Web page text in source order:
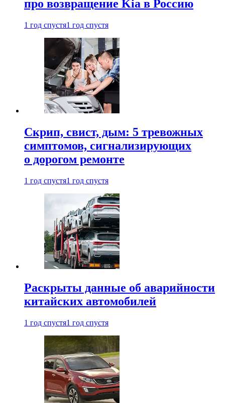
про возвращение Kia в Россию
1 год спустя1 год спустя
Скрип, свист, дым: 5 тревожных
симптомов, сигнализирующих
о дорогом ремонте
1 год спустя1 год спустя
Раскрыты данные об аварийности
китайских автомобилей
1 год спустя1 год спустя